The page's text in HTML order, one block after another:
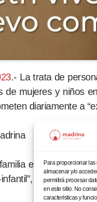
Para proporcionar
almacenar y/o
permitirá procesar
en este sitio. No
características y
.- La trata de
de mujeres y niños
diariamente a
es la que
observando